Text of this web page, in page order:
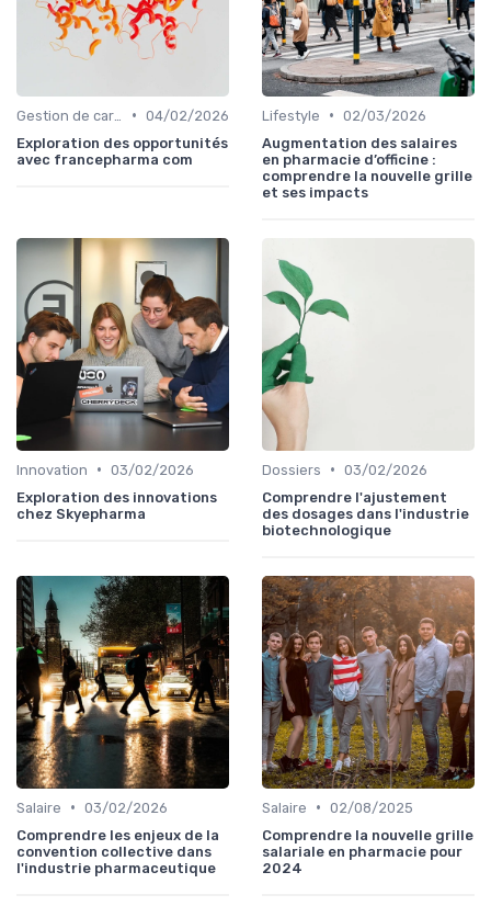
• 04/02/2026
Exploration des opportunités
avec francepharma com
Lifestyle • 02/03/2026
Augmentation des salaires
en pharmacie d’officine :
comprendre la nouvelle grille
et ses impacts
Innovation • 03/02/2026
Exploration des innovations
chez Skyepharma
Dossiers • 03/02/2026
Comprendre l'ajustement
des dosages dans l'industrie
biotechnologique
Salaire • 03/02/2026
Comprendre les enjeux de la
convention collective dans
l'industrie pharmaceutique
Salaire • 02/08/2025
Comprendre la nouvelle grille
salariale en pharmacie pour
2024